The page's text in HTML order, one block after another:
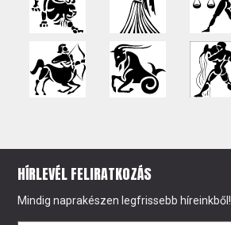
HÍRLEVÉL FELIRATKOZÁS
Mindig naprakészen legfrissebb híreinkből!